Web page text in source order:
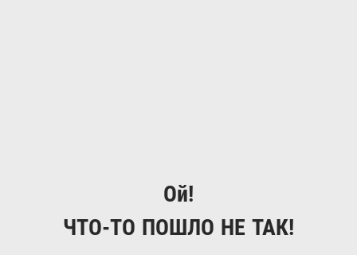
Ой!
ЧТО-ТО ПОШЛО НЕ ТАК!